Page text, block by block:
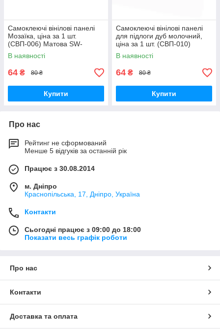
Самоклеючі вінілові панелі
Мозаїка, ціна за 1 шт.
(СВП-006) Матова SW-
00000223
В наявності
64 ₴ 80 ₴
Купити
Самоклеючі вінілові панелі
для підлоги дуб молочний,
ціна за 1 шт. (СВП-010)
Матова SW-00001129
В наявності
64 ₴ 80 ₴
Купити
Про нас
Рейтинг не сформований
Менше 5 відгуків за останній рік
Працює з 30.08.2014
м. Дніпро
Краснопільська, 17, Дніпро, Україна
Контакти
Сьогодні працює з 09:00 до 18:00
Показати весь графік роботи
Про нас
Контакти
Доставка та оплата